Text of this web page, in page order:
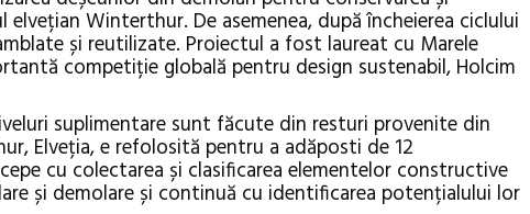
elvețian Winterthur. De asemenea, după încheierea ciclului
și reutilizate. Proiectul a fost laureat cu Marele
competiție globală pentru design sustenabil, Holcim
suplimentare sunt făcute din resturi provenite din
Elveția, e refolosită pentru a adăposti de 12
cu colectarea și clasificarea elementelor constructive
și demolare și continuă cu identificarea potențialului lor
Festivalul Cinemascop
revine la Eforie Sud cu a IX-a
ediție